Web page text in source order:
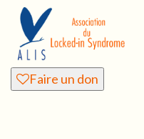
Faire un don